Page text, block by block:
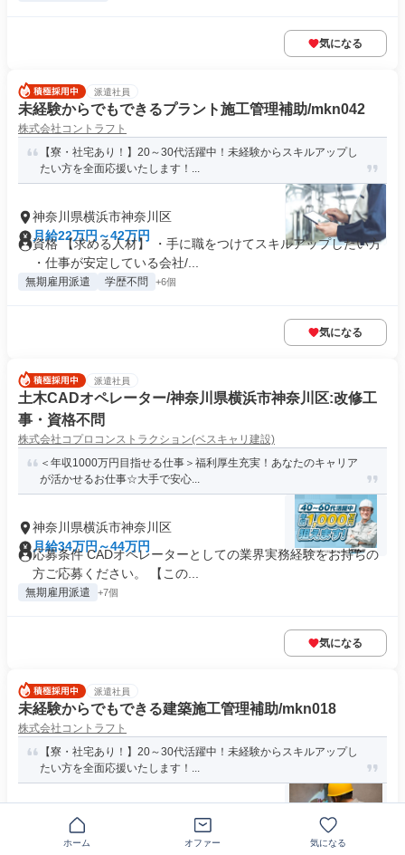
気になる
派遣社員
未経験からでもできるプラント施工管理補助/mkn042
株式会社コントラフト
【寮・社宅あり！】20～30代活躍中！未経験からスキルアップし
たい方を全面応援いたします！...
神奈川県横浜市神奈川区
月給22万円～42万円
資格 【求める人材】 ・手に職をつけてスキルアップしたい方
・仕事が安定している会社/...
無期雇用派遣 学歴不問 +6個
気になる
派遣社員
土木CADオペレーター/神奈川県横浜市神奈川区:改修工
事・資格不問
株式会社コプロコンストラクション(ベスキャリ建設)
＜年収1000万円目指せる仕事＞福利厚生充実！あなたのキャリア
が活かせるお仕事☆大手で安心...
神奈川県横浜市神奈川区
月給34万円～44万円
応募条件 CADオペレーターとしての業界実務経験をお持ちの
方ご応募ください。 【この...
無期雇用派遣 +7個
気になる
派遣社員
未経験からでもできる建築施工管理補助/mkn018
株式会社コントラフト
【寮・社宅あり！】20～30代活躍中！未経験からスキルアップし
たい方を全面応援いたします！...
神奈川県横浜市神奈川区
月給22万円～42万円
資格 【求める人材】 ・手に職をつけてスキルアップしたい方
ホーム オファー 気になる